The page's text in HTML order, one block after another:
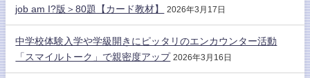
job am I?版＞80題【カード教材】
2026年3月17日
中学校体験入学や学級開きにピッタリのエンカウンター活動
「スマイルトーク」で親密度アップ 2026年3月16日